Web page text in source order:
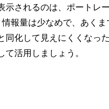
示されるのは、ポートレ
報量は少なめで、あく
同化して見えにくくなっ
活用しましょう。